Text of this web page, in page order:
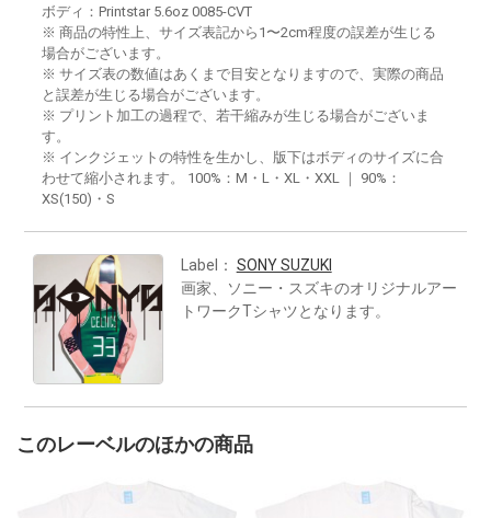
ボディ：Printstar 5.6oz 0085-CVT
※ 商品の特性上、サイズ表記から1〜2cm程度の誤差が生じる
場合がございます。
※ サイズ表の数値はあくまで目安となりますので、実際の商品
と誤差が生じる場合がございます。
※ プリント加工の過程で、若干縮みが生じる場合がございま
す。
※ インクジェットの特性を生かし、版下はボディのサイズに合
わせて縮小されます。 100%：M・L・XL・XXL ｜ 90%：
XS(150)・S
Label： SONY SUZUKI
画家、ソニー・スズキのオリジナルアー
トワークTシャツとなります。
このレーベルのほかの商品